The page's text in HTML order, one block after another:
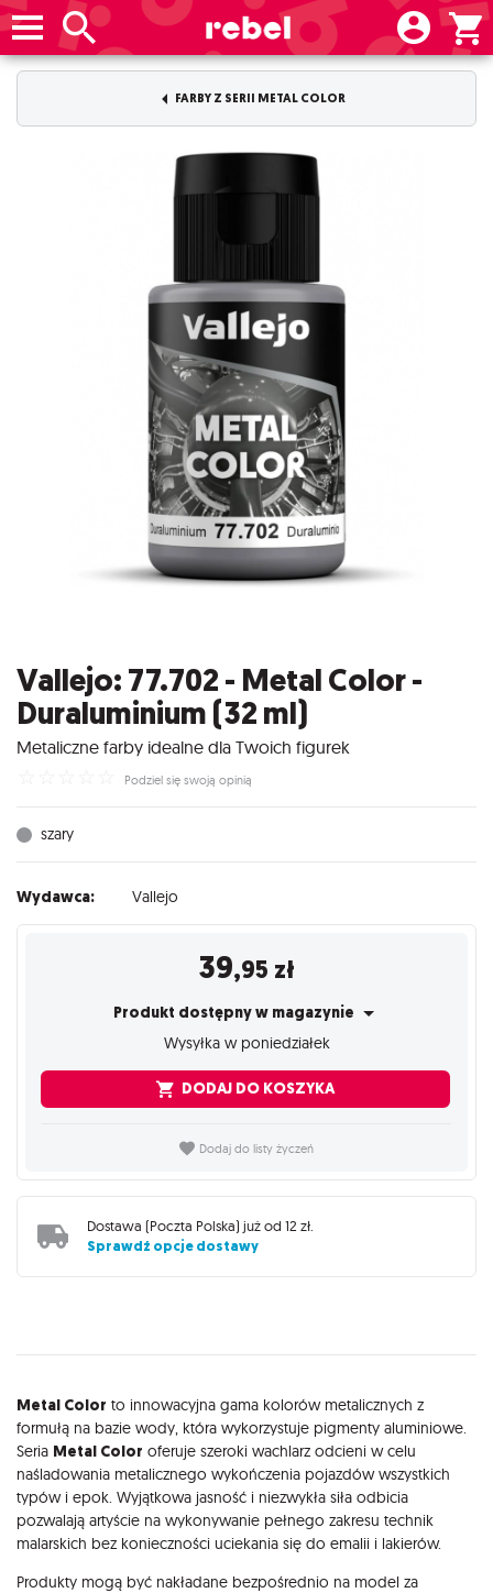
FARBY Z SERII METAL COLOR
Vallejo: 77.702 - Metal Color -
Duraluminium (32 ml)
Metaliczne farby idealne dla Twoich figurek
Podziel się swoją opinią
szary
Wydawca: Vallejo
39,95 zł
Produkt dostępny w magazynie
Wysyłka w poniedziałek
DODAJ DO KOSZYKA
Dodaj do listy życzeń
Dostawa (Poczta Polska) już od 12 zł.
Sprawdź opcje dostawy
Opis
Metal Color to innowacyjna gama kolorów metalicznych z
formułą na bazie wody, która wykorzystuje pigmenty aluminiowe.
Seria Metal Color oferuje szeroki wachlarz odcieni w celu
naśladowania metalicznego wykończenia pojazdów wszystkich
typów i epok. Wyjątkowa jasność i niezwykła siła odbicia
pozwalają artyście na wykonywanie pełnego zakresu technik
malarskich bez konieczności uciekania się do emalii i lakierów.
Produkty mogą być nakładane bezpośrednio na model za